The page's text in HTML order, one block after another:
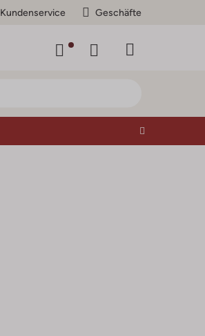
Kundenservice Geschäfte